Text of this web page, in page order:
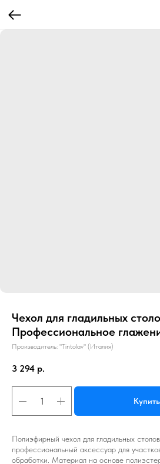
Чехол для гладильных
Профессиональное
Производитель: "Tintolav" (Италия)
3 294 р.
Купить
Полиэфирный чехол для гладильных
профессиональный аксессуар для
обработки. Материал на основе